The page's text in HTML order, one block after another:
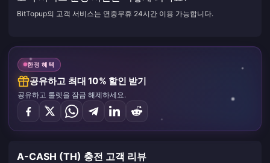
BitTopup의 고객 서비스는 연중무휴 24시간 이용 가능합니다.
한정 혜택
공유하고 최대 10% 할인 받기
공유하고 룰렛을 잠금 해제하세요.
A-CASH (TH) 충전 고객 리뷰